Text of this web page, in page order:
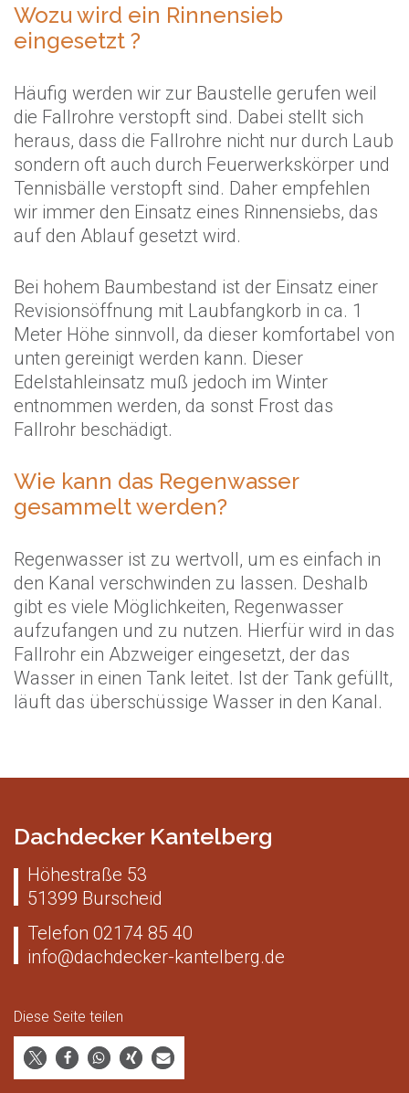
Wozu wird ein Rinnensieb
eingesetzt ?
Häufig werden wir zur Baustelle gerufen weil
die Fallrohre verstopft sind. Dabei stellt sich
heraus, dass die Fallrohre nicht nur durch Laub
sondern oft auch durch Feuerwerkskörper und
Tennisbälle verstopft sind. Daher empfehlen
wir immer den Einsatz eines Rinnensiebs, das
auf den Ablauf gesetzt wird.
Bei hohem Baumbestand ist der Einsatz einer
Revisionsöffnung mit Laubfangkorb in ca. 1
Meter Höhe sinnvoll, da dieser komfortabel von
unten gereinigt werden kann. Dieser
Edelstahleinsatz muß jedoch im Winter
entnommen werden, da sonst Frost das
Fallrohr beschädigt.
Wie kann das Regenwasser
gesammelt werden?
Regenwasser ist zu wertvoll, um es einfach in
den Kanal verschwinden zu lassen. Deshalb
gibt es viele Möglichkeiten, Regenwasser
aufzufangen und zu nutzen. Hierfür wird in das
Fallrohr ein Abzweiger eingesetzt, der das
Wasser in einen Tank leitet. Ist der Tank gefüllt,
läuft das überschüssige Wasser in den Kanal.
Dachdecker Kantelberg
Höhestraße 53
51399 Burscheid
Telefon 02174 85 40
info@dachdecker-kantelberg.de
Diese Seite teilen